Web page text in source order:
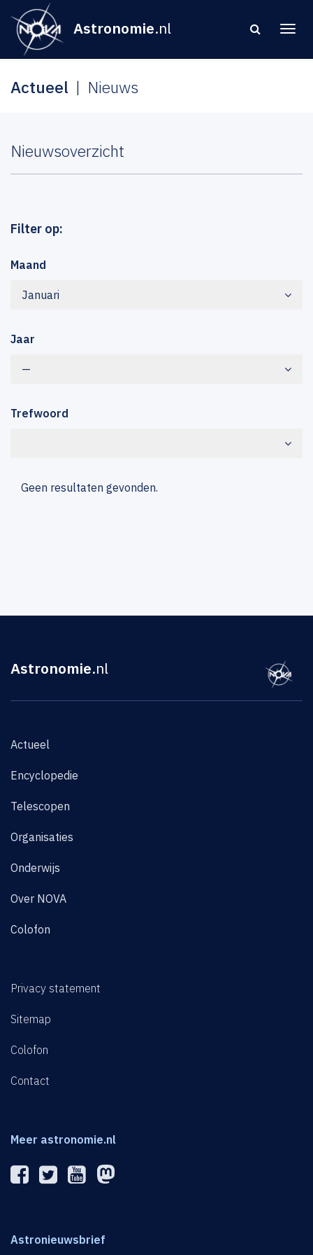
Astronomie.nl
Actueel Nieuws
Nieuwsoverzicht
Filter op:
Maand
Januari
Jaar
—
Trefwoord
Geen resultaten gevonden.
Astronomie.nl
Actueel
Encyclopedie
Telescopen
Organisaties
Onderwijs
Over NOVA
Colofon
Privacy statement
Sitemap
Colofon
Contact
Meer astronomie.nl
Astronieuwsbrief